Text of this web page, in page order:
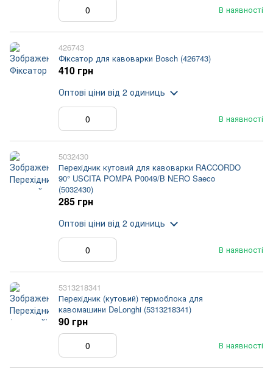
В наявності
426743
Фіксатор для кавоварки Bosch (426743)
В наявності
410 грн
Оптові ціни від 2 одиниць
5032430
Перехідник кутовий для кавоварки RACCORDO
90° USCITA POMPA P0049/B NERO Saeco
(5032430)
В наявності
285 грн
Оптові ціни від 2 одиниць
5313218341
Перехідник (кутовий) термоблока для
кавомашини DeLonghi (5313218341)
В наявності
90 грн